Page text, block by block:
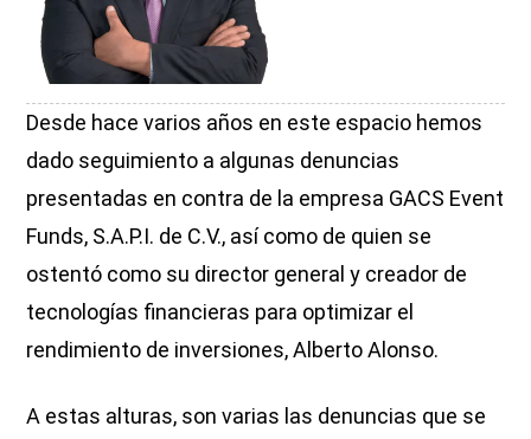
Desde hace varios años en este espacio hemos
dado seguimiento a algunas denuncias
presentadas en contra de la empresa GACS Event
Funds, S.A.P.I. de C.V., así como de quien se
ostentó como su director general y creador de
tecnologías financieras para optimizar el
rendimiento de inversiones, Alberto Alonso.
A estas alturas, son varias las denuncias que se